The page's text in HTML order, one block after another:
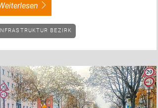
weiterlesen
INFRASTRUKTUR BEZIRK